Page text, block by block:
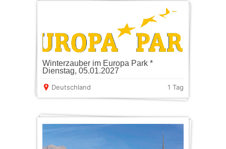
Winterzauber im Europa Park *
Dienstag, 05.01.2027
Deutschland 1 Tag